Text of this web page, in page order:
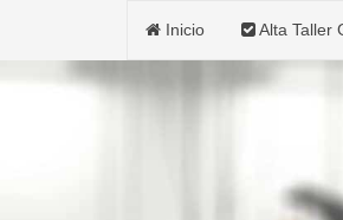
Inicio Alta Taller